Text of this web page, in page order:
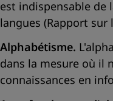
est indispensable de
langues (Rapport sur
Alphabétisme.
dans la mesure où il
connaissances en